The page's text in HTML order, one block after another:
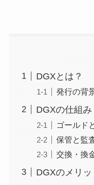
DGXとは？
発行の背
DGXの仕組み
ゴールド
保管と監
交換・換
DGXのメリッ